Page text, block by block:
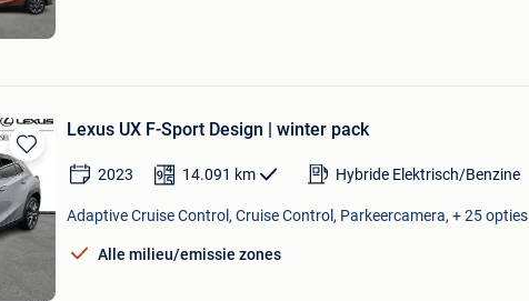
Bewaren
in
Mijn
Favorieten
Lexus UX F-Sport Design | winter pack
2023 14.091 km Hybride Elektrisch/Benzine
Adaptive Cruise Control, Cruise Control, Parkeercamera, + 25 opties
Alle milieu/emissie zones